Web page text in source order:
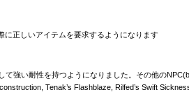
に正しいアイテムを要求するようになります
強い耐性を持つようになりました。その他の
Tenak’s Flashblaze, Rilfed’s Swift